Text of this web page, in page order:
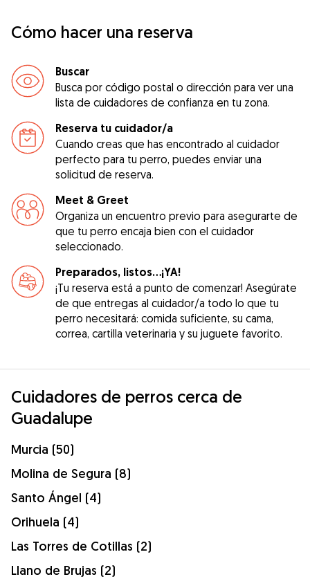
Cómo hacer una reserva
Buscar
Busca por código postal o dirección para ver una
lista de cuidadores de confianza en tu zona.
Reserva tu cuidador/a
Cuando creas que has encontrado al cuidador
perfecto para tu perro, puedes enviar una
solicitud de reserva.
Meet & Greet
Organiza un encuentro previo para asegurarte de
que tu perro encaja bien con el cuidador
seleccionado.
Preparados, listos...¡YA!
¡Tu reserva está a punto de comenzar! Asegúrate
de que entregas al cuidador/a todo lo que tu
perro necesitará: comida suficiente, su cama,
correa, cartilla veterinaria y su juguete favorito.
Cuidadores de perros cerca de
Guadalupe
Murcia (50)
Molina de Segura (8)
Santo Ángel (4)
Orihuela (4)
Las Torres de Cotillas (2)
Llano de Brujas (2)